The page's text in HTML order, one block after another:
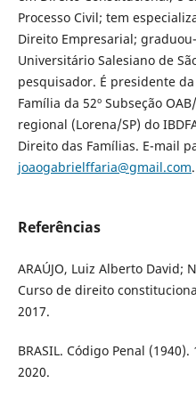
Processo Civil; tem
Direito Empresarial;
Universitário Salesiano de
pesquisador. É presidente
Família da 52º Subseção
regional (Lorena/SP) do
Direito das Famílias. E-mail
joaogabrielffaria@gmail.com.
Referências
ARAÚJO, Luiz Alberto David;
Curso de direito
2017.
BRASIL. Código Penal
2020.